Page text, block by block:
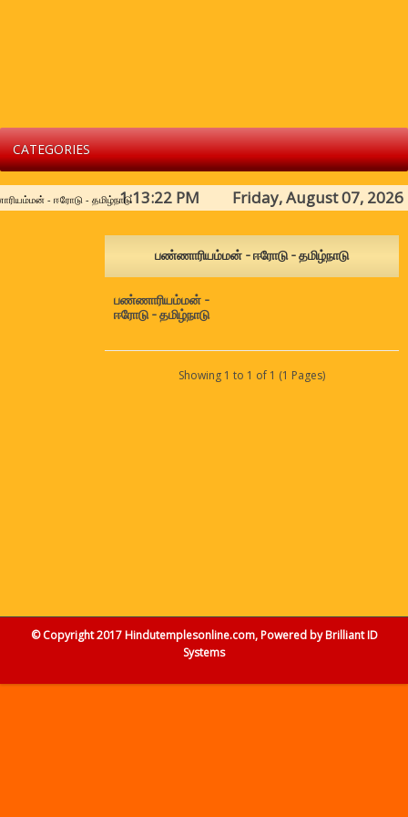
CATEGORIES
1:13:22 PM Friday, August 07, 2026
- ஈரோடு - தமிழ்நாடு
பண்ணாரியம்மன் - ஈரோடு - தமிழ்நாடு
பண்ணாரியம்மன் -
ஈரோடு - தமிழ்நாடு
Showing 1 to 1 of 1 (1 Pages)
© Copyright 2017 Hindutemplesonline.com, Powered byBrilliant ID
Systems